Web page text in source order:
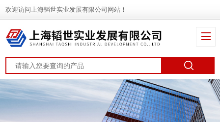
欢迎访问上海韬世实业发展有限公司网站！